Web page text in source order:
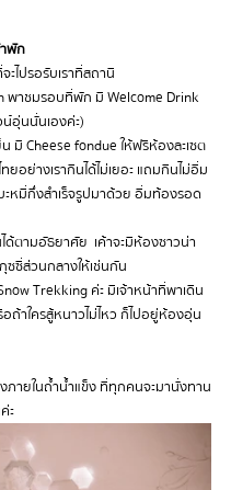
พัก
ะไปรอรับเราที่สถานี
พาชมรอบที่พัก มี Welcome Drink
น์อุ่นนั่นเองค่ะ)
มี Cheese fondue ให้ฟรีห้องละเซต
ยอย่างเรากินได้ไม่เยอะ แถมกินไม่อิ่ม
หมี่กึ่งสำเร็จรูปมาด้วย อิ่มท้องรอด
ตามอัธยาศัย  เค้าจะมีห้องซาวน่า
ซซี่ส่วนกลางให้เช่นกัน
Trekking ค่ะ มีเจ้าหน้าที่พาเดิน
อถ้าใครสู้หนาวไม่ไหว ก็ไปอยู่ห้องอุ่น
ภายในถ้ำน้ำแข็ง ที่ทุกคนจะมานั่งทาน
ะ